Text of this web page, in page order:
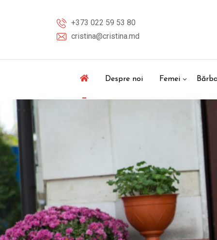
+373 022 59 53 80
cristina@cristina.md
Despre noi Femei